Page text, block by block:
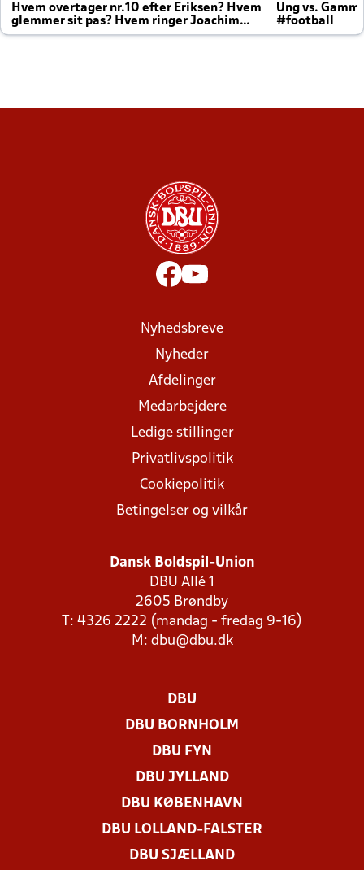
Hvem overtager nr.10 efter Eriksen? Hvem
glemmer sit pas? Hvem ringer Joachim
altid til efter kampe?
Ung vs.
#football
Nyhedsbreve
Nyheder
Afdelinger
Medarbejdere
Ledige stillinger
Privatlivspolitik
Cookiepolitik
Betingelser og vilkår
Dansk Boldspil-Union
DBU Allé 1
2605 Brøndby
T: 4326 2222 (mandag - fredag 9-16)
M: dbu@dbu.dk
DBU
DBU BORNHOLM
DBU FYN
DBU JYLLAND
DBU KØBENHAVN
DBU LOLLAND-FALSTER
DBU SJÆLLAND